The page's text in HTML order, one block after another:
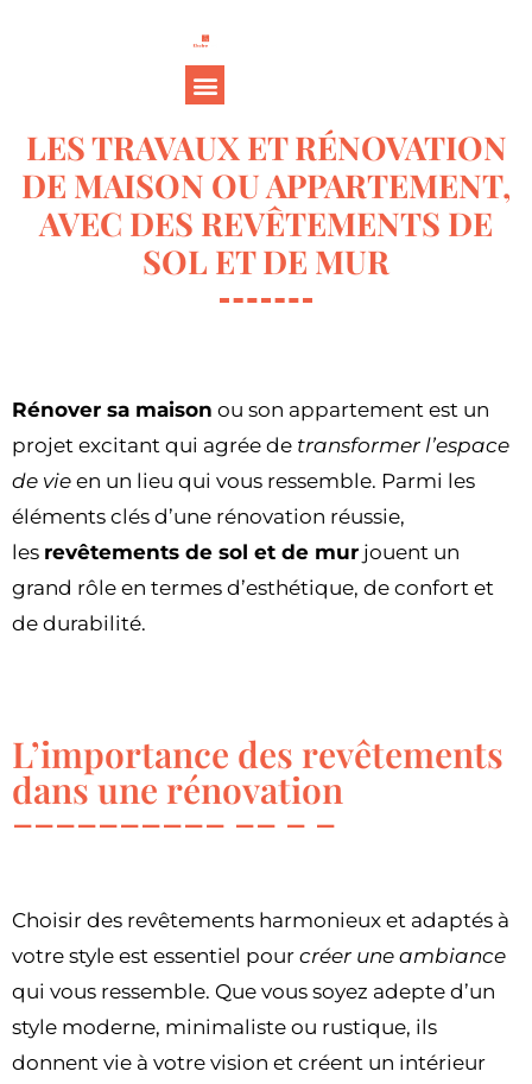
LES TRAVAUX ET RÉNOVATION
DE MAISON OU APPARTEMENT,
AVEC DES REVÊTEMENTS DE
SOL ET DE MUR
Rénover sa maison ou son appartement est un
projet excitant qui agrée de transformer l’espace
de vie en un lieu qui vous ressemble. Parmi les
éléments clés d’une rénovation réussie,
les revêtements de sol et de mur jouent un
grand rôle en termes d’esthétique, de confort et
de durabilité.
L’importance des revêtements
dans une rénovation
Choisir des revêtements harmonieux et adaptés à
votre style est essentiel pour créer une ambiance
qui vous ressemble. Que vous soyez adepte d’un
style moderne, minimaliste ou rustique, ils
donnent vie à votre vision et créent un intérieur